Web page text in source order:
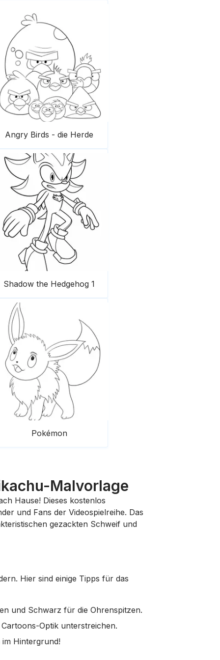
Angry Birds - die Herde
Shadow the Hedgehog 1
Pokémon
Malvorlage
Hause! Dieses kostenlos
und Fans der Videospielreihe. Das
gezackten Schweif und
Hier sind einige Tipps für das
und Schwarz für die Ohrenspitzen.
Optik unterstreichen.
im Hintergrund!